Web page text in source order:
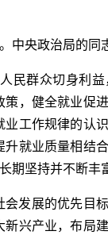
央政治局的同
民群众切身利
，健全就业促
工作规律的认
就业质量相结
期坚持并不断丰
发展的优先目
兴产业，布局